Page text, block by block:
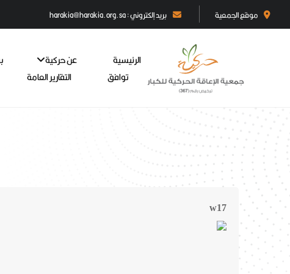
موقع الجمعية بريد إلكتروني : harakia@harakia.org.sa
الرئيسية عن حركية
توافق
التقارير العامة
w17